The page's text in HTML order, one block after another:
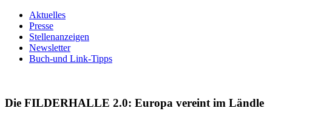
Aktuelles
Presse
Stellenanzeigen
Newsletter
Buch-und Link-Tipps
Die FILDERHALLE 2.0: Europa vereint im Ländle